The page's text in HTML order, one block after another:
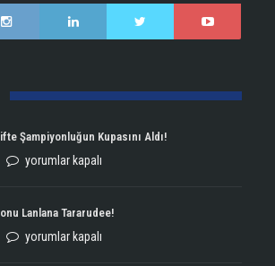
Şampiyonluğun Kupasını Aldı!
ENKA
Çifte
Şampiyonluğun
yorumlar kapalı
Lanlana Tararudee!
ENKA
yorumlar kapalı